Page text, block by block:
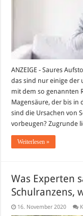
ANZEIGE - Saures
das sind nur einige der
mit dem so genannten
Magensäure, der bis in
sind die Ursachen von
vorbeugen? Zugrunde
Weiterlesen »
Was Experten
Schulranzens,
16. November 2020